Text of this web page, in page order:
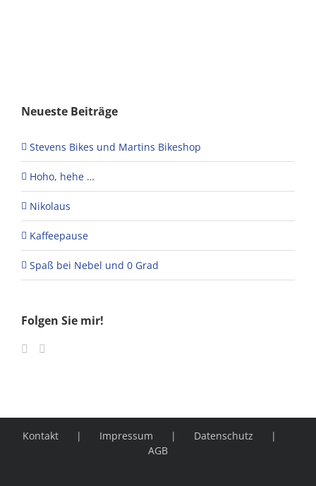
Neueste Beiträge
Stevens Bikes und Martins Bikeshop
Hoho, hehe …
Nikolaus
Kaffeepause
Spaß bei Nebel und 0 Grad
Folgen Sie mir!
Kontakt Impressum
Datenschutz
AGB